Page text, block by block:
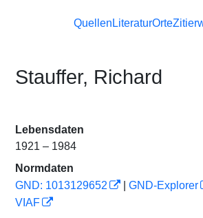
Quellen LiteraturOrte
Stauffer, Richard
Lebensdaten
1921 – 1984
Normdaten
GND: 1013129652
GND-Explorer
VIAF